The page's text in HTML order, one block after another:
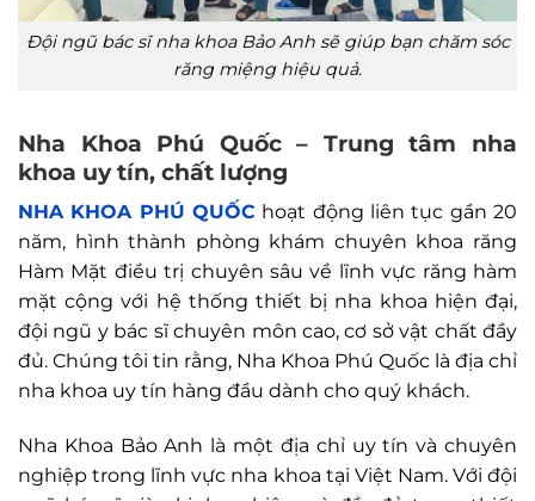
Đội ngũ bác sĩ nha khoa Bảo Anh sẽ giúp bạn chăm sóc
răng miệng hiệu quả.
Nha Khoa Phú Quốc – Trung tâm nha
khoa uy tín, chất lượng
NHA KHOA PHÚ QUỐC hoạt động liên tục gần 20
năm, hình thành phòng khám chuyên khoa răng
Hàm Mặt điều trị chuyên sâu về lĩnh vực răng hàm
mặt cộng với hệ thống thiết bị nha khoa hiện đại,
đội ngũ y bác sĩ chuyên môn cao, cơ sở vật chất đầy
đủ. Chúng tôi tin rằng, Nha Khoa Phú Quốc là địa chỉ
nha khoa uy tín hàng đầu dành cho quý khách.
Nha Khoa Bảo Anh là một địa chỉ uy tín và chuyên
nghiệp trong lĩnh vực nha khoa tại Việt Nam. Với đội